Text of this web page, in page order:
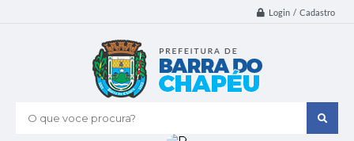
Login / Cadastro
O que voce procura?